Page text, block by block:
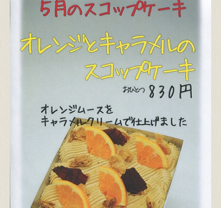
代引き手数料について
特定商取引法
個人情報保護方針
閉じる